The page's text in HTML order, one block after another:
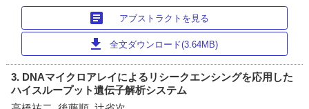
article アブストラクトを見る
download 全文ダウンロード(3.64MB)
3. DNAマイクロアレイによるリシークエンシングを応用した
ハイスループット遺伝子解析システム